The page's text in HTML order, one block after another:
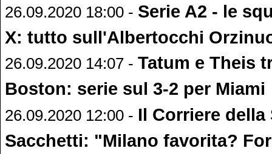
26.09.2020 18:00 - Serie A2 - le
X: tutto sull'Albertocchi
26.09.2020 14:07 - Tatum e Theis
Boston: serie sul 3-2 per Miami
26.09.2020 12:00 - Il Corriere della
Sacchetti: "Milano favorita?